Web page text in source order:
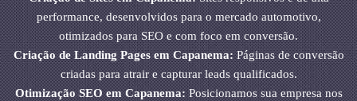
performance, desenvolvidos para o mercado automotivo,
otimizados para SEO e com foco em conversão.
Criação de Landing Pages em Capanema:Páginas de conversão
criadas para atrair e capturar leads qualificados.
Otimização SEO em Capanema:Posicionamos sua empresa nos